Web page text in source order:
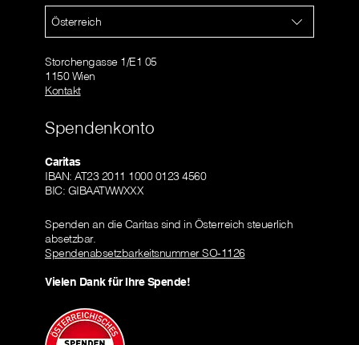
Österreich
Storchengasse 1/E1 05
1150 Wien
Kontakt
Spendenkonto
Caritas
IBAN: AT23 2011 1000 0123 4560
BIC: GIBAATWWXXX
Spenden an die Caritas sind in Österreich steuerlich
absetzbar.
Spendenabsetzbarkeitsnummer SO-1126
Vielen Dank für Ihre Spende!